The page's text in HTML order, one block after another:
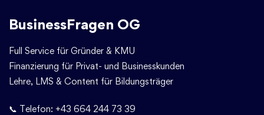
BusinessFragen OG
Full Service für Gründer & KMU
Finanzierung für Privat- und Businesskunden
Lehre, LMS & Content für Bildungsträger
📞 Telefon: +43 664 244 73 39